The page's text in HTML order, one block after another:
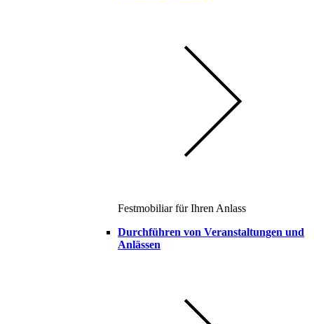
Festmobiliar für Ihren Anlass
Durchführen von Veranstaltungen und
Anlässen